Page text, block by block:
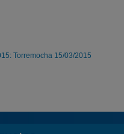
Torremocha 15/03/2015